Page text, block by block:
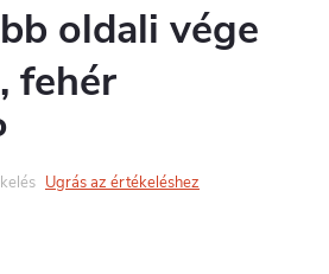
oldali vége
fehér
Ugrás az értékeléshez